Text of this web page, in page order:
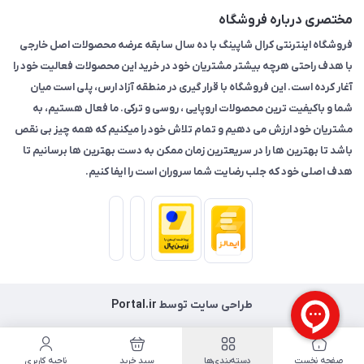
مختصری درباره فروشگاه
فروشگاه اینترنتی کرال شاپینگ با ده سال سابقه عرضه محصولات اصل خارجی
با هدف راحتی هرچه بیشتر مشتریان خود در خرید این محصولات فعالیت خود را
آغار کرده است. این فروشگاه با قرار گیری در منطقه آزاد ارس، پلی است میان
شما و باکیفیت ترین محصولات اروپایی ، روسی و ترکی. ما فعال هستیم، به
مشتریان خود ارزش می دهیم و تمام تلاش خود را میکنیم که همه چیز بی نقص
باشد تا بهترین ها را در سریعترین زمان ممکن به دست بهترین ها برسانیم تا
هدف اصلی خود که جلب رضایت شما سروران است را ایفا کنیم.
طراحی سایت توسط Portal.ir
صفحه نخست دسته‌بندی‌ها سبد خرید ناحیه کاربری